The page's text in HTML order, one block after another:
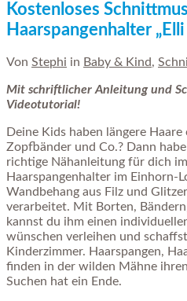
Kostenloses
Haarspangenhalter
Von Stephi in Baby & Kind,
Mit schriftlicher Anleitung und
Videotutorial!
Deine Kids haben längere
Zopfbänder und Co.? Dann
richtige Nähanleitung für dich
Haarspangenhalter im Einhorn-
Wandbehang aus Filz und
verarbeitet. Mit Borten,
kannst du ihm einen
wünschen verleihen und
Kinderzimmer. Haarspangen,
finden in der wilden Mähne
Suchen hat ein Ende.